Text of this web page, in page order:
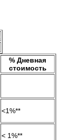
% Дневная
стоимость
<1%**
< 1%**